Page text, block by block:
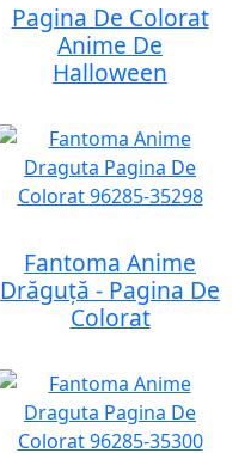
Pagina De Colorat
Anime De
Halloween
Fantoma Anime
Drăguță - Pagina De
Colorat